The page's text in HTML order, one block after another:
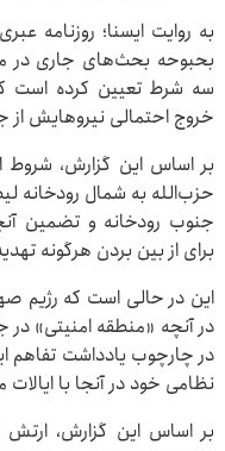
به روایت ایسنا؛ روزنامه
بحبوحه بحث‌های جاری در
سه شرط تعیین کرده است که
خروج احتمالی نیروهایش
بر اساس این گزارش، شروط
حزب‌الله به شمال رودخانه
جنوب رودخانه و تضمین
برای از بین بردن هرگونه
این در حالی است که رژیم
در آنچه «منطقه امنیتی» در
در چارچوب یادداشت تفاهم
نظامی خود در آنجا با
بر اساس این گزارش، ارتش